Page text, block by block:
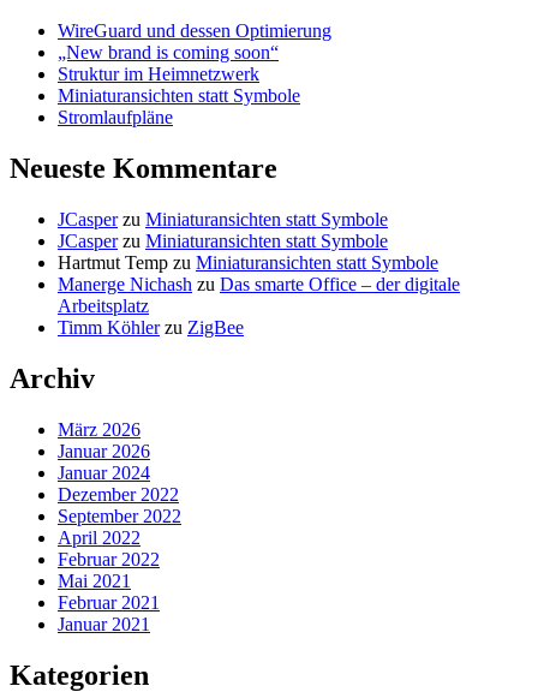
WireGuard und dessen Optimierung
„New brand is coming soon“
Struktur im Heimnetzwerk
Miniaturansichten statt Symbole
Stromlaufpläne
Neueste Kommentare
JCasperzu Miniaturansichten statt Symbole
JCasperzu Miniaturansichten statt Symbole
Hartmut Temp zu Miniaturansichten statt Symbole
Manerge Nichash zu Das smarte Office – der digitale
Arbeitsplatz
Timm Köhlerzu ZigBee
Archiv
März 2026
Januar 2026
Januar 2024
Dezember 2022
September 2022
April 2022
Februar 2022
Mai 2021
Februar 2021
Januar 2021
Kategorien